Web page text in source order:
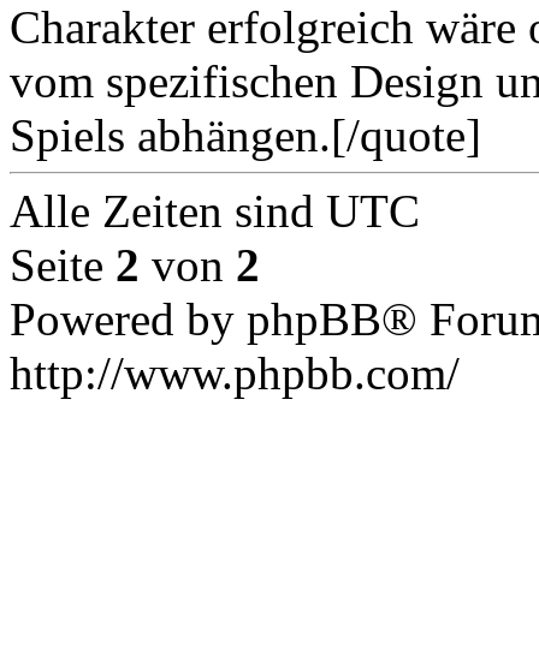
Charakter erfolgreich
vom spezifischen Design
Spiels abhängen.[/quote]
Alle Zeiten sind UTC
Seite 2 von 2
Powered by phpBB®
http://www.phpbb.com/